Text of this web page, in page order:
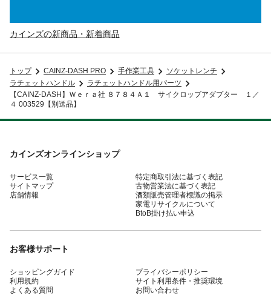
カインズの新商品・新着商品
トップ CAINZ-DASH PRO 手作業工具
ソケットレンチ
ラチェットハンドル
ラチェットハンドル用パーツ
【CAINZ-DASH】Ｗｅｒａ社 ８７８４Ａ１ サイクロップアダプター １／
４ 003529【別送品】
カインズオンラインショップ
サービス一覧
サイトマップ
店舗情報
特定商取引法に基づく表記
古物営業法に基づく表記
酒類販売管理者標識の掲示
家電リサイクルについて
BtoB掛け払い申込
お客様サポート
ショッピングガイド
利用規約
よくある質問
プライバシーポリシー
サイト利用条件・推奨環境
お問い合わせ